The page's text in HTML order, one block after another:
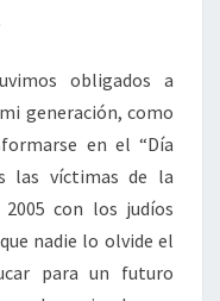
obligados a
generación, como
en el “Día
las víctimas de la
con los judíos
nadie lo olvide el
para un futuro